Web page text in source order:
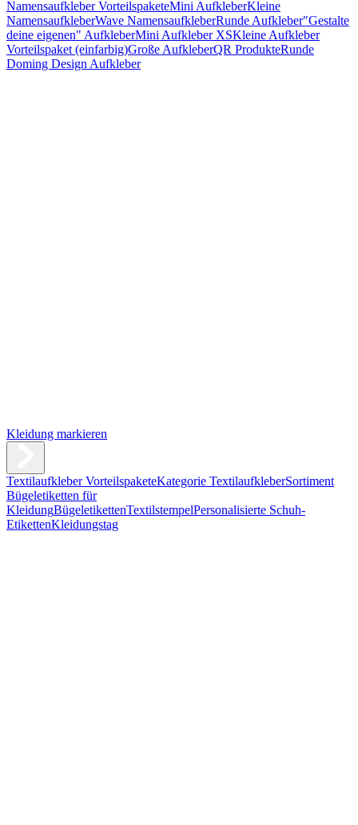
Namensaufkleber VorteilspaketeMini AufkleberKleine
NamensaufkleberWave NamensaufkleberRunde Aufkleber"Gestalte
deine eigenen" AufkleberMini Aufkleber XSKleine Aufkleber
Vorteilspaket (einfarbig)Große AufkleberQR ProdukteRunde
Doming Design Aufkleber
Kleidung markieren
Textilaufkleber VorteilspaketeKategorie TextilaufkleberSortiment
Bügeletiketten für
KleidungBügeletikettenTextilstempelPersonalisierte Schuh-
EtikettenKleidungstag